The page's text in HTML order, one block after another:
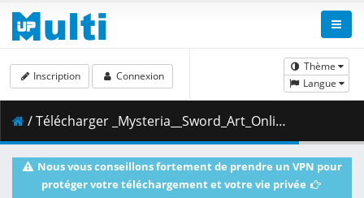
Thème
Langue
Inscription Connexion
/ Télécharger _Mysteria__Sword_Art_Online_-_Extra_Edition.mkv.006 ( 450.25 MB )
Nous vous conseillons fortement de prendre un VPN pour
protéger votre téléchargement et votre vie privée